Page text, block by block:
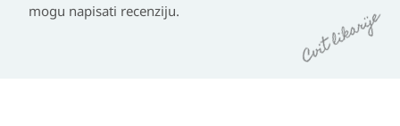
mogu napisati recenziju.